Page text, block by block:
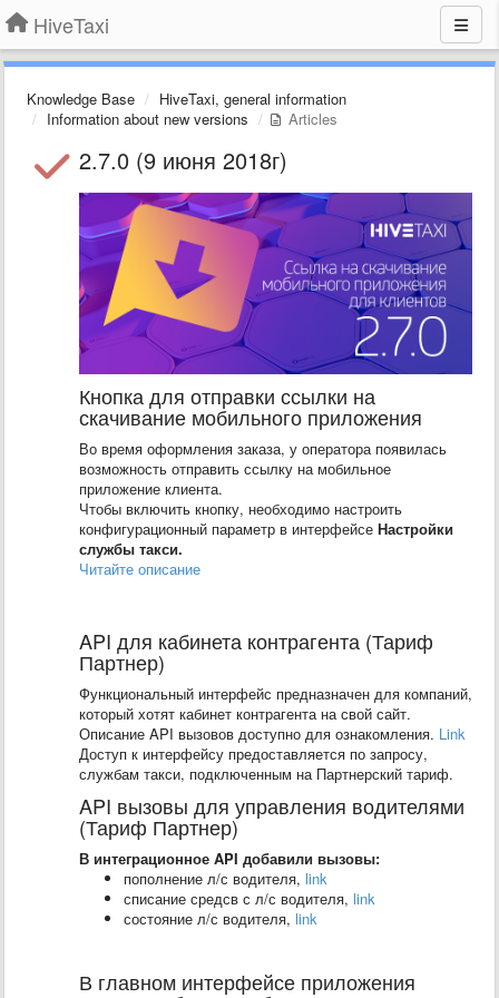
HiveTaxi
Knowledge Base
HiveTaxi, general information
Information about new versions
Articles
2.7.0 (9 июня 2018г)
Кнопка для отправки ссылки на
скачивание мобильного приложения
Во время оформления заказа, у оператора появилась
возможность отправить ссылку на мобильное
приложение клиента.
Чтобы включить кнопку, необходимо настроить
конфигурационный параметр в интерфейсе Настройки
службы такси.
Читайте описание
API для кабинета контрагента (Тариф
Партнер)
Функциональный интерфейс предназначен для компаний,
который хотят кабинет контрагента на свой сайт.
Описание API вызовов доступно для ознакомления. Link
Доступ к интерфейсу предоставляется по запросу,
службам такси, подключенным на Партнерский тариф.
API вызовы для управления водителями
(Тариф Партнер)
В интеграционное API добавили вызовы:
пополнение л/с водителя, link
списание средсв с л/с водителя, link
состояние л/с водителя, link
В главном интерфейсе приложения